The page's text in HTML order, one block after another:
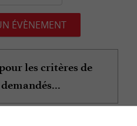
ÉVÈNEMENT
les critères de